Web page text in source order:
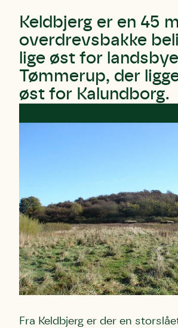
Keldbjerg er en 45
overdrevsbakke
lige øst for
Tømmerup, der
øst for Kalundborg.
Fra Keldbjerg er der en
Efternavn
Email
Efternavn
Email
Efternavn
Email